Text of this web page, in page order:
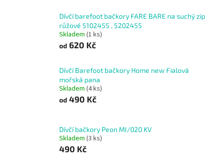
Dívčí barefoot bačkory FARE BARE na suchý zip
růžové 5102455 , 5202455
Skladem (1 ks)
od 620 Kč
Dívčí Barefoot bačkory Home new Fialová
mořská pana
Skladem (4 ks)
od 490 Kč
Dívčí bačkory Peon MI/020 KV
Skladem (3 ks)
490 Kč